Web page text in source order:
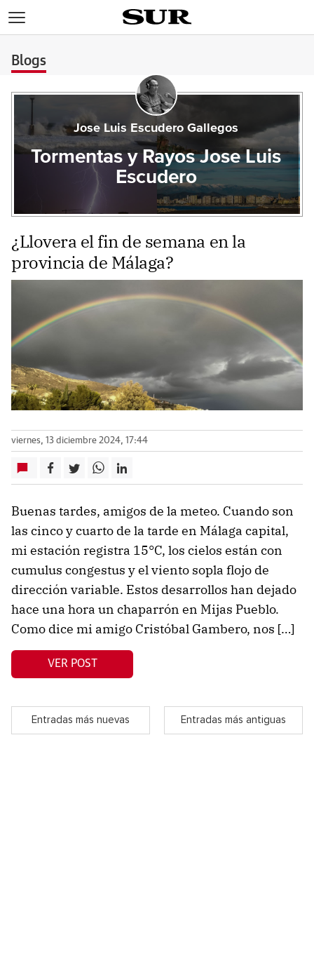
Blogs
Jose Luis Escudero Gallegos
Tormentas y Rayos Jose Luis
Escudero
¿Llovera el fin de semana en la
provincia de Málaga?
viernes, 13 diciembre 2024, 17:44
Buenas tardes, amigos de la meteo. Cuando son
las cinco y cuarto de la tarde en Málaga capital,
mi estación registra 15°C, los cielos están con
cumulus congestus y el viento sopla flojo de
dirección variable. Estos desarrollos han dejado
hace una hora un chaparrón en Mijas Pueblo.
Como dice mi amigo Cristóbal Gambero, nos […]
VER POST
Entradas más nuevas Entradas más antiguas